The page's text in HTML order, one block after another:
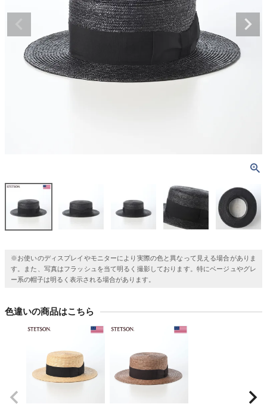
※お使いのディスプレイやモニターにより実際の色と異なって見える場合がありま
す。また、写真はフラッシュを当て明るく撮影しております。特にベージュやグレ
ー系の帽子は明るく表示される場合があります。
色違いの商品はこちら